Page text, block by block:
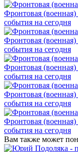
Фронтовая
события на сегодня
Фронтовая
события на сегодня
Фронтовая
события на сегодня
Фронтовая
события на сегодня
Фронтовая
события на сегодня
Вам также может